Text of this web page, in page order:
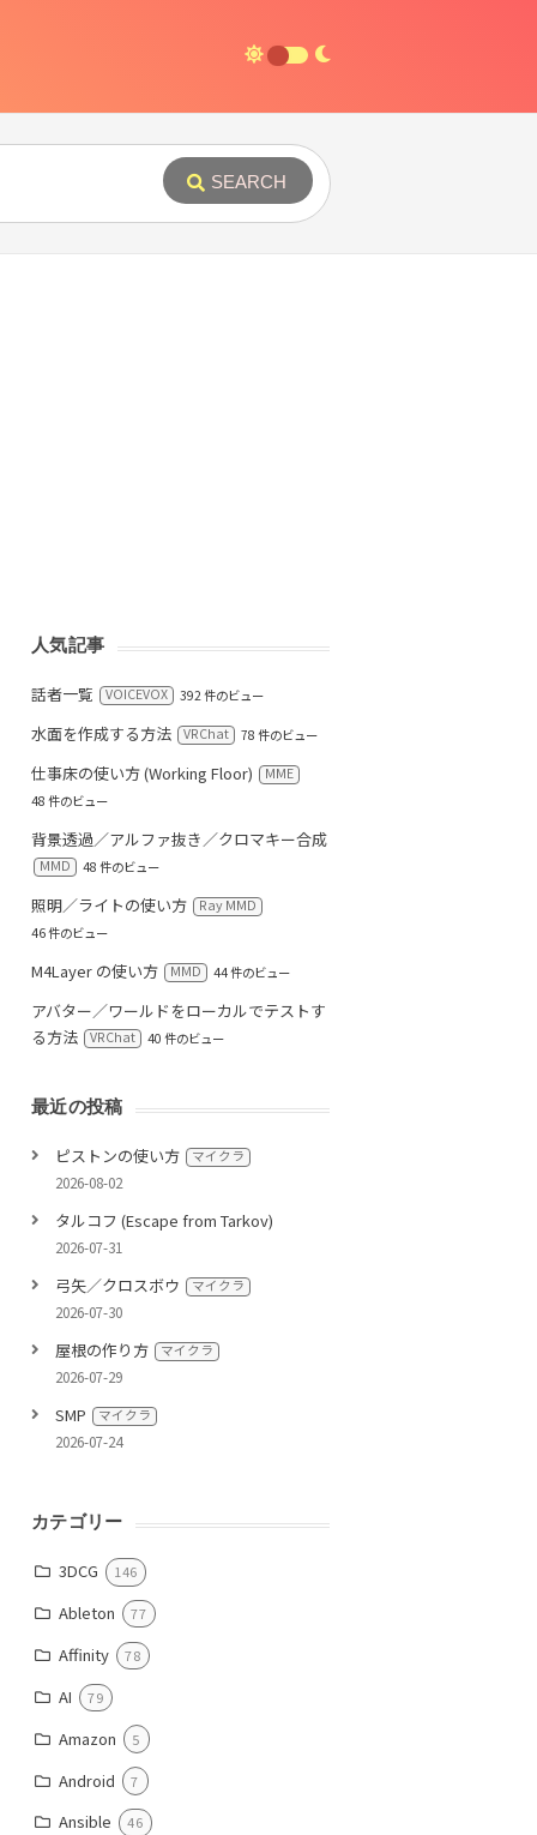
SEARCH
人気記事
話者一覧 VOICEVOX 392 件のビュー
水面を作成する方法 VRChat 78 件のビュー
仕事床の使い方 (Working Floor)
MME
48 件のビュー
背景透過／アルファ抜き／クロマキー合成
MMD 48 件のビュー
照明／ライトの使い方
Ray MMD
46 件のビュー
M4Layer の使い方 MMD 44 件のビュー
アバター／ワールドをローカルでテストす
る方法
VRChat 40 件のビュー
最近の投稿
ピストンの使い方 マイクラ
2026-08-02
タルコフ (Escape from Tarkov)
2026-07-31
弓矢／クロスボウ マイクラ
2026-07-30
屋根の作り方 マイクラ
2026-07-29
SMP マイクラ
2026-07-24
カテゴリー
3DCG 146
Ableton 77
Affinity 78
AI 79
Amazon 5
Android 7
Ansible 46